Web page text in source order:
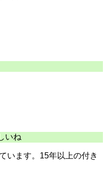
いね
います。15年以上の付き